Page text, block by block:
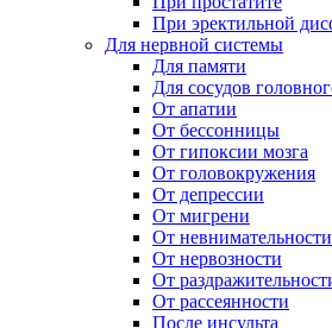
При эректильной
Для нервной системы
Для памяти
Для сосудов
От апатии
От бессонницы
От гипоксии мозга
От головокружения
От депрессии
От мигрени
От невнимательности
От нервозности
От
От рассеянности
После инсульта